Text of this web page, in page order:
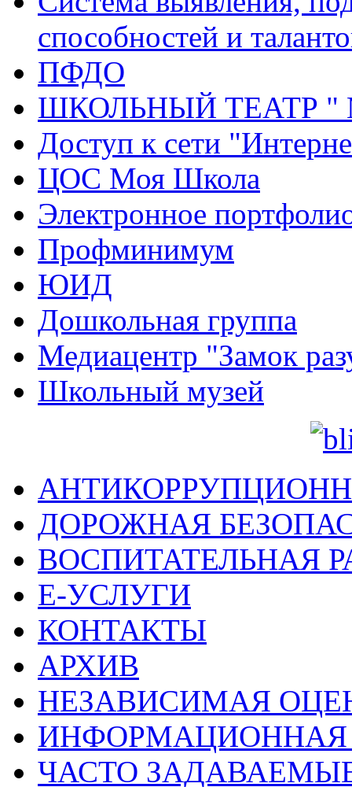
способностей и
ПФДО
ШКОЛЬНЫЙ ТЕАТР
Доступ к сети
ЦОС Моя Школа
Электронное
Профминимум
ЮИД
Дошкольная группа
Медиацентр "Замок
Школьный музей
ДОРОЖНАЯ
ВОСПИТАТЕЛЬНАЯ
Е-УСЛУГИ
КОНТАКТЫ
АРХИВ
НЕЗАВИСИМАЯ
ИНФОРМАЦИОННАЯ
ЧАСТО